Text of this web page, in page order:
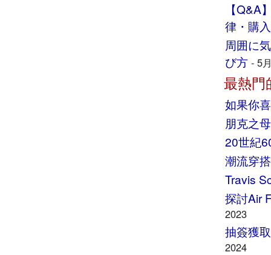
【Q&A
律・購
周囲に
び方 - 5
最熱門
如果你
朋克之
20世紀
潮流穿
Travis
探討Air
2023
抽簽獲
2024